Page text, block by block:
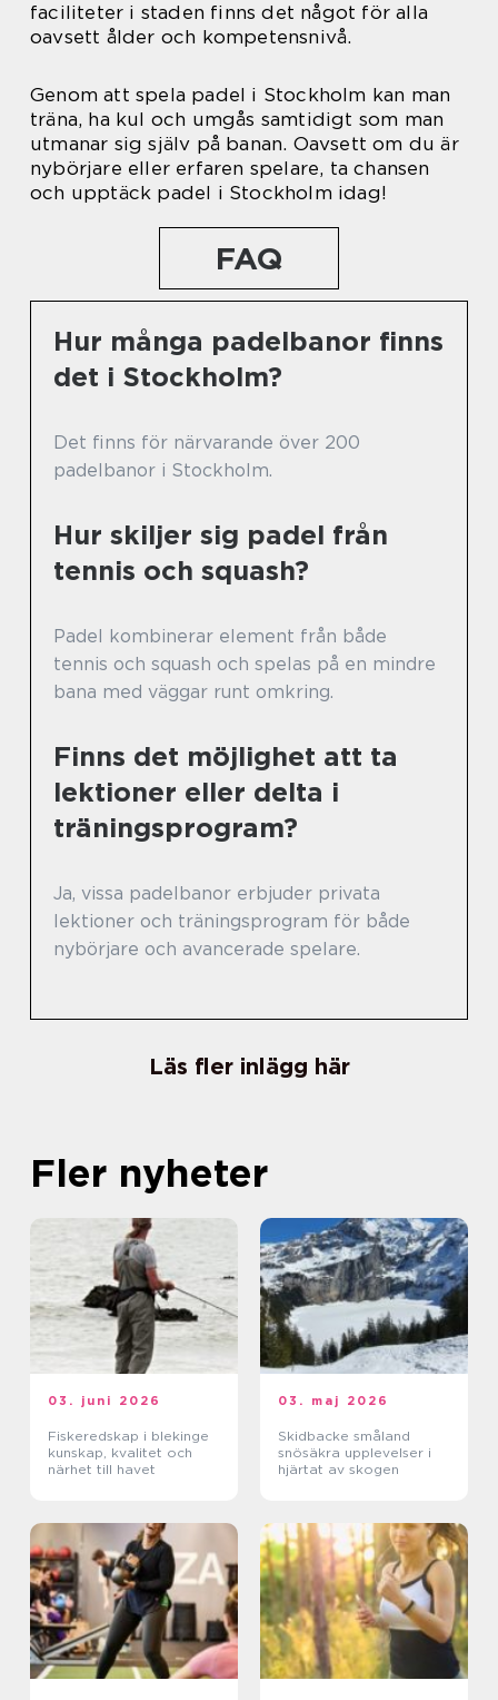
faciliteter i staden finns det något för alla
oavsett ålder och kompetensnivå.
Genom att spela padel i Stockholm kan man
träna, ha kul och umgås samtidigt som man
utmanar sig själv på banan. Oavsett om du är
nybörjare eller erfaren spelare, ta chansen
och upptäck padel i Stockholm idag!
FAQ
Hur många padelbanor finns
det i Stockholm?
Det finns för närvarande över 200
padelbanor i Stockholm.
Hur skiljer sig padel från
tennis och squash?
Padel kombinerar element från både
tennis och squash och spelas på en mindre
bana med väggar runt omkring.
Finns det möjlighet att ta
lektioner eller delta i
träningsprogram?
Ja, vissa padelbanor erbjuder privata
lektioner och träningsprogram för både
nybörjare och avancerade spelare.
Läs fler inlägg här
Fler nyheter
03. juni 2026
Fiskeredskap i blekinge
kunskap, kvalitet och
närhet till havet
03. maj 2026
Skidbacke småland
snösäkra upplevelser i
hjärtat av skogen